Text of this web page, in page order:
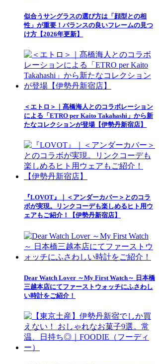
似合うサングラスの選び方は「顔型との相
性」が重要！バランスの良いフレームの見つ
け方【2026年更新】
＜エトロ＞｜髙橋海人とのコラボレーション
による「ETRO per Kaito Takahashi」から新
たなコレクションが登場【伊勢丹新宿店】
『LOVOT』｜＜アンダーカバー＞とのコラ
ボが実現。リンクコーデも楽しめるヒト用ウ
ェアもご紹介！【伊勢丹新宿店】
Dear Watch Lover ～My First Watch～ 日本橋
三越本店にてファーストウォッチにふさわし
い時計をご紹介！